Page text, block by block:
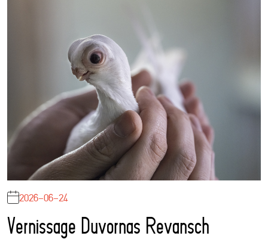
2026-06-24
Vernissage Duvornas Revansch